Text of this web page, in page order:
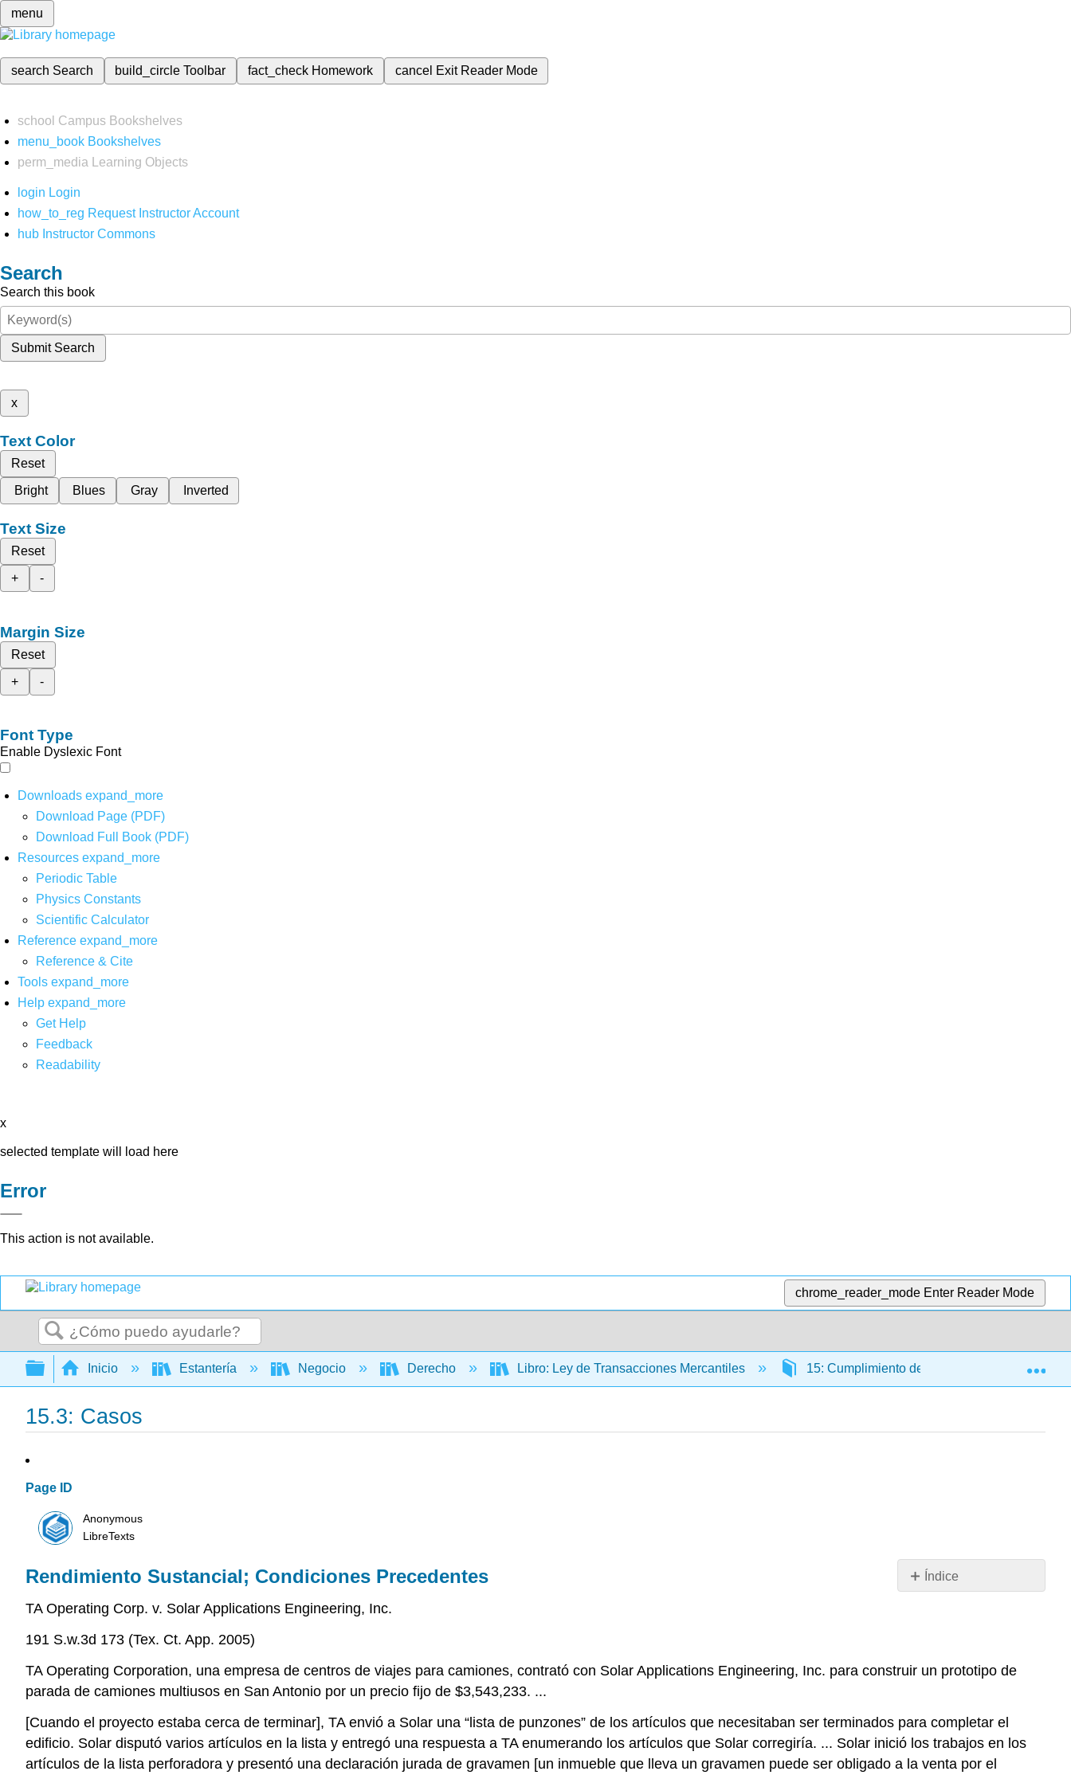
menu
search Search build_circleToolbar fact_check Homework cancel Exit Reader Mode
school Campus Bookshelves
menu_book Bookshelves
perm_media
Learning Objects
login Login
how_to_reg Request Instructor Account
hub Instructor Commons
Search
Search this book
Submit Search
x
Text Color
Reset
Bright
Blues Gray Inverted
Text Size
Reset
+
-
Margin Size
Reset
+
-
Font Type
Enable Dyslexic Font
Downloads expand_more
Download Page (PDF)
Download Full Book (PDF)
Resources expand_more
Periodic Table
Physics Constants
Scientific Calculator
Reference expand_more
Reference & Cite
Tools expand_more
Help expand_more
Get Help
Feedback
Readability
x
selected template will load here
Error
This action is not available.
chrome_reader_mode Enter Reader Mode
Buscar
Expandir/contraer jerarquía global
Inicio Estantería Negocio Derecho Libro: Ley de Transacciones Mercantiles 15: Cumplimiento de Obligaciones
15.3: Casos
Page ID
Anonymous
LibreTexts
Índice
PREGUNTAS
Renuncia
a
Derechos
Rendimiento Sustancial; Condiciones Precedentes
TA Operating Corp. v. Solar Applications Engineering, Inc.
191 S.w.3d 173 (Tex. Ct. App. 2005)
TA Operating Corporation, una empresa de centros de viajes para camiones, contrató con Solar Applications Engineering, Inc. para construir un prototipo de
parada de camiones multiusos en San Antonio por un precio fijo de $3,543,233. ...
[Cuando el proyecto estaba cerca de terminar], TA envió a Solar una “lista de punzones” de los artículos que necesitaban ser terminados para completar el
edificio. Solar disputó varios artículos en la lista y entregó una respuesta a TA enumerando los artículos que Solar corregiría. ... Solar inició los trabajos en los
artículos de la lista perforadora y presentó una declaración jurada de gravamen [un inmueble que lleva un gravamen puede ser obligado a la venta por el